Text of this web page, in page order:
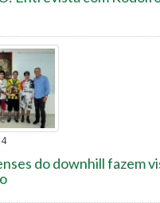
do downhill fazem